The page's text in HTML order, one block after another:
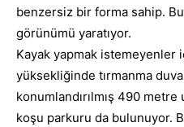
benzersiz bir forma sahip.
görünümü yaratıyor.
Kayak yapmak istemeyenler
yüksekliğinde tırmanma
konumlandırılmış 490
koşu parkuru da bulunuyor.